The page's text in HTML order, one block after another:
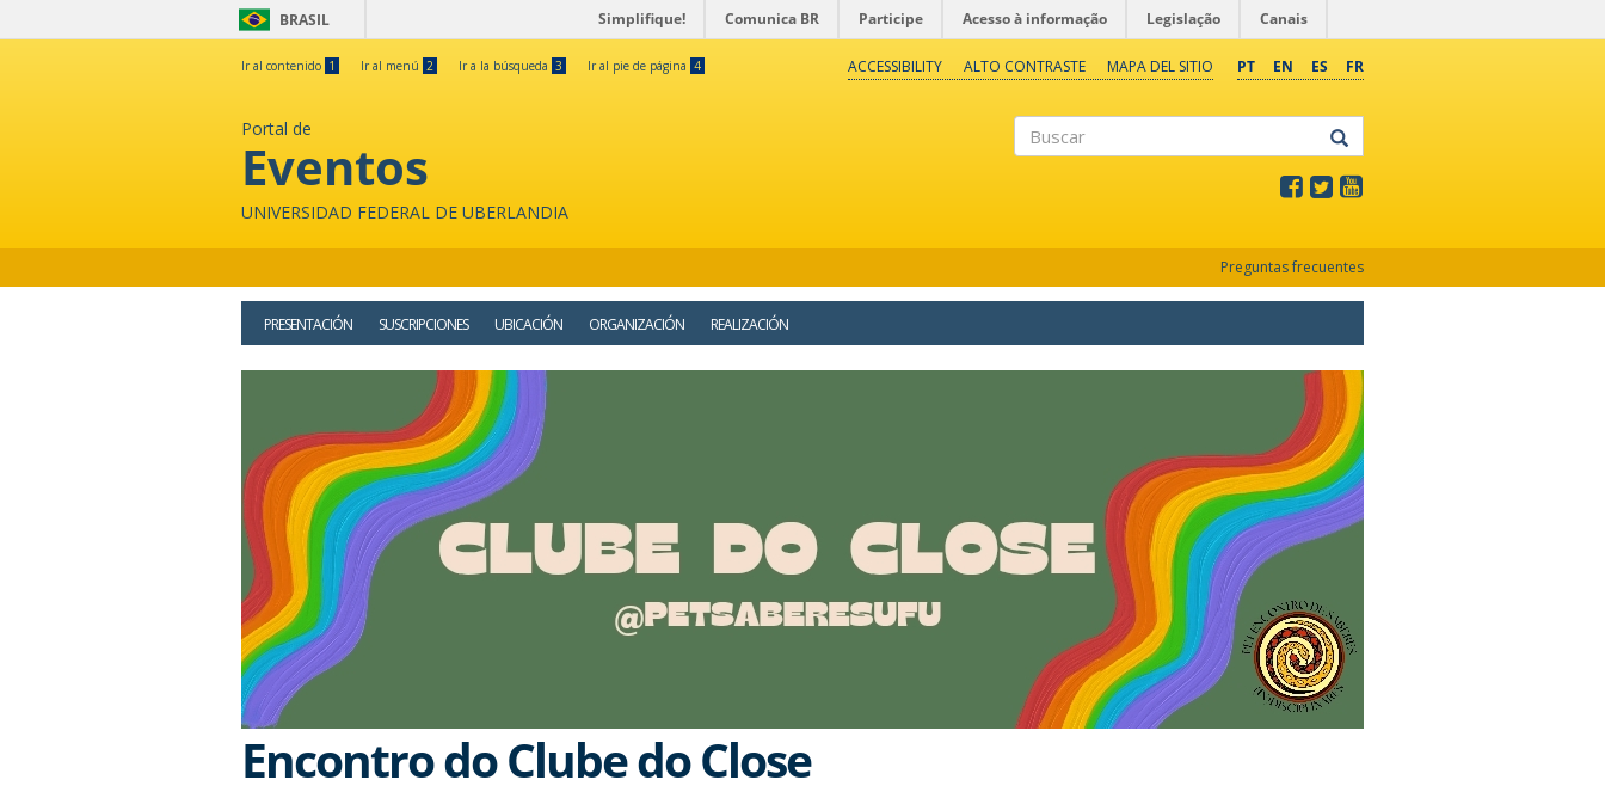
BRASIL Simplifique! Comunica BR Participe Acesso à informação Legislação Canais
Ir al contenido 1 Ir al menú 2 Ir a la búsqueda 3 Ir al pie de página 4 PT EN ES FR
ACCESSIBILITY ALTO CONTRASTE MAPA DEL SITIO
Portal de
Eventos
UNIVERSIDAD FEDERAL DE UBERLANDIA
Preguntas frecuentes
PRESENTACIÓN SUSCRIPCIONES UBICACIÓN ORGANIZACIÓN REALIZACIÓN
Encontro do Clube do Close